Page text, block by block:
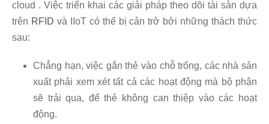
cloud . Việc triển khai các giải pháp theo dõi tài sản dựa
trên RFID và IIoT có thể bị cản trở bởi những thách thức
sau:
Chẳng hạn, việc gắn thẻ vào chỗ trống, các nhà sản
xuất phải xem xét tất cả các hoạt động mà bộ phận
sẽ trải qua, để thẻ không can thiệp vào các hoạt
động.